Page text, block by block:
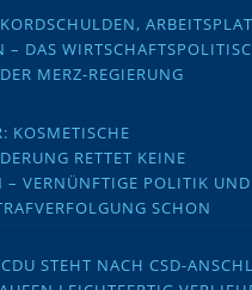
– DAS
MERZ-REGIERUNG
KOSMETISCHE
RETTET KEINE
– VERNÜNFTIGE POLITIK UND
SCHON
STEHT NACH CSD-